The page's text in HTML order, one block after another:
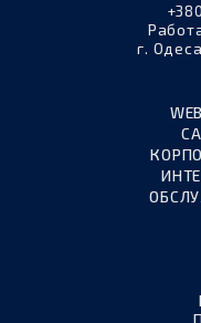
г.